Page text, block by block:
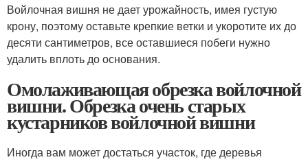
Войлочная вишня не дает урожайность, имея густую
крону, поэтому оставьте крепкие ветки и укоротите их до
десяти сантиметров, все оставшиеся побеги нужно
удалить вплоть до основания.
Омолаживающая обрезка войлочной
вишни. Обрезка очень старых
кустарников войлочной вишни
Иногда вам может достаться участок, где деревья